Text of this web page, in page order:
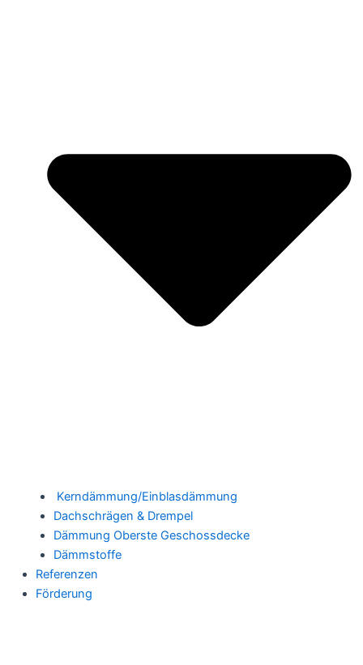
Kerndämmung/Einblasdämmung
Dachschrägen & Drempel
Dämmung Oberste Geschossdecke
Dämmstoffe
Referenzen
Förderung